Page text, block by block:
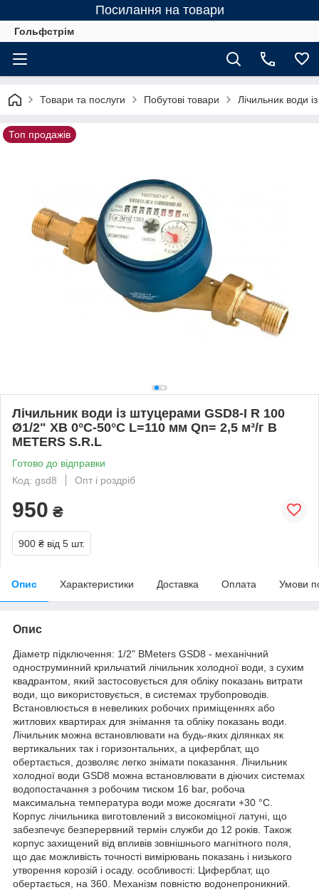
Посилання на товари
Гольфстрім
Товари та послуги Побутові товари Лічильник води
Топ продажів
Лічильник води із штуцерами GSD8-I R 100
Ø1/2" ХВ 0°С-50°С L=110 мм Qn= 2,5 м³/г B
METERS S.R.L
Готово до відправки
Код: gsd8
Опт і роздріб
950 ₴
900 ₴ від 5 шт.
Опис Характеристики Доставка Оплата Умови
Опис
Діаметр підключення: 1/2" BMeters GSD8 - механічний
одноструминний крильчатий лічильник холодної води, з сухим
квадрантом, який застосовується для обліку показань витрати
води, що використовується, в системах трубопроводів.
Встановлюється в невеликих робочих приміщеннях або
житлових квартирах для знімання та обліку показань води.
Лічильник можна встановлювати на будь-яких ділянках як
вертикальних так і горизонтальних, а циферблат, що
обертається, дозволяє легко знімати показання. Лічильник
холодної води GSD8 можна встановлювати в діючих системах
водопостачання з робочим тиском 16 bar, робоча
максимальна температура води може досягати +30 °C.
Корпус лічильника виготовлений з високоміцної латуні, що
забезпечує безперервний термін служби до 12 років. Також
корпус захищений від впливів зовнішнього магнітного поля,
що дає можливість точності вимірювань показань і низького
утворення корозій і осаду. особливості: Циферблат, що
обертається, на 360. Механізм повністю водонепроникний.